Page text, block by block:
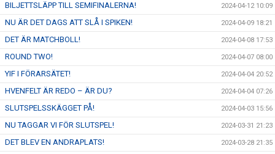
BILJETTSLÄPP TILL SEMIFINALERNA! 2024-04-12 10:09
NU ÄR DET DAGS ATT SLÅ I SPIKEN! 2024-04-09 18:21
DET ÄR MATCHBOLL! 2024-04-08 17:53
ROUND TWO! 2024-04-07 08:00
YIF I FÖRARSÄTET! 2024-04-04 20:52
HVENFELT ÄR REDO – ÄR DU? 2024-04-04 07:26
SLUTSPELSSKÄGGET PÅ! 2024-04-03 15:56
NU TAGGAR VI FÖR SLUTSPEL! 2024-03-31 21:23
DET BLEV EN ANDRAPLATS! 2024-03-28 21:35